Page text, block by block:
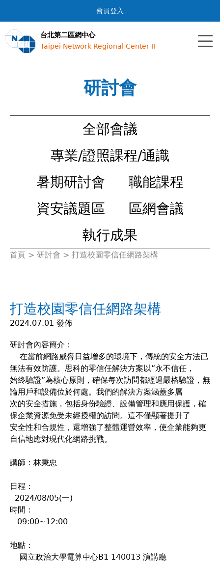
Jump to navigation
會員登入
台北第二區網中心
Taipei Network Regional Center II
研討會
全部會議
專業/證照課程/通識
暑期研討會
職能課程
資安議題區
區網會議
執行成果
您
這
首頁 > 研討會 > 打造校園零信任網路架構
打造校園零信任網路架構
2024.07.01 發佈
研討會內容簡介：
在當前網路威脅日益增多的環境下，傳統的安全方法已
無法有效防護。思科的零信任解決方案以“永不信任，
始終驗證”為核心原則，確保每次訪問都經過嚴格驗證，無
論用戶和設備位於何處。我們的解決方案涵蓋多層
次的安全措施，包括身份驗證、設備管理和應用保護，確
保企業資源免受未經授權的訪問。這不僅顯著提升了
安全性和合規性，還增強了整體運營效率，使企業能夠更
自信地應對現代化網路挑戰。
講師：林秉忠
日程：
2024/08/05(一)
時間：
09:00~12:00
地點：
國立政治大學電算中心B1 140013 演講廳